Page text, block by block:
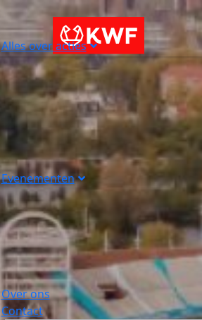
Alles over acties
Evenementen
Over ons
Contact